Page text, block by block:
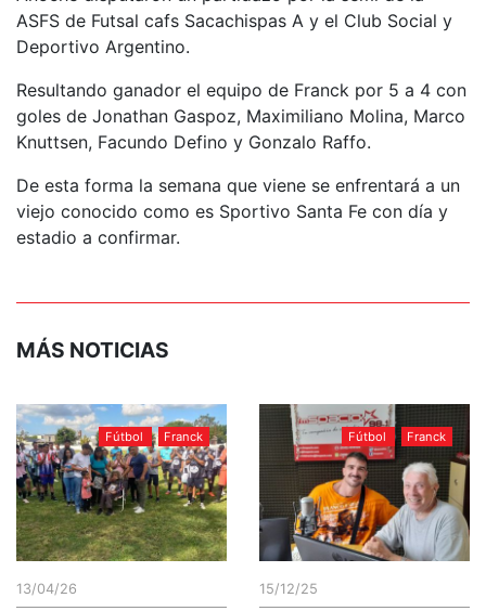
ASFS de Futsal cafs Sacachispas A y el Club Social y
Deportivo Argentino.
Resultando ganador el equipo de Franck por 5 a 4 con
goles de Jonathan Gaspoz, Maximiliano Molina, Marco
Knuttsen, Facundo Defino y Gonzalo Raffo.
De esta forma la semana que viene se enfrentará a un
viejo conocido como es Sportivo Santa Fe con día y
estadio a confirmar.
MÁS NOTICIAS
Fútbol Franck
13/04/26
Fútbol Franck
15/12/25